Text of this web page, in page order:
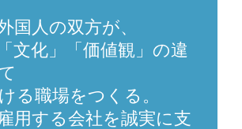
国人の双方が、
文化」「価値観」の違
る職場をつくる。
用する会社を誠実に支